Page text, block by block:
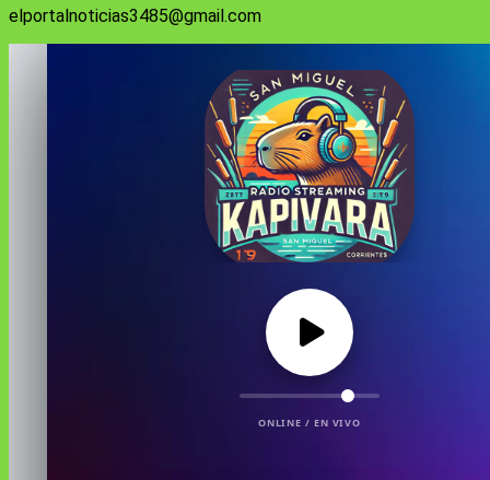
elportalnoticias3485@gmail.com